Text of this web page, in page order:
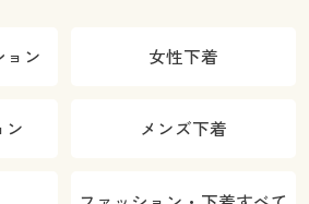
ョン 女性下着
ン メンズ下着